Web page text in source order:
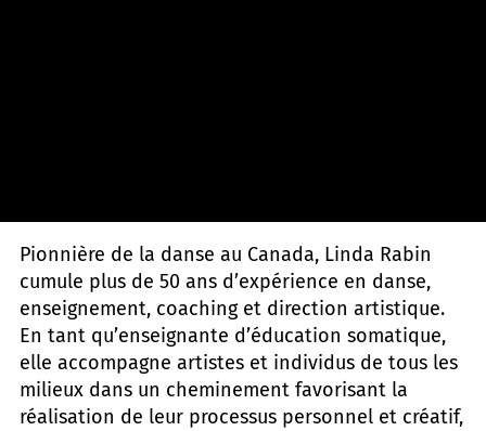
Pionnière de la danse au Canada, Linda Rabin
cumule plus de 50 ans d’expérience en danse,
enseignement, coaching et direction artistique.
En tant qu’enseignante d’éducation somatique,
elle accompagne artistes et individus de tous les
milieux dans un cheminement favorisant la
réalisation de leur processus personnel et créatif,